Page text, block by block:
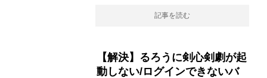
記事を読む
【解決】るろうに剣心剣劇が起
動しない/ログインできないバ